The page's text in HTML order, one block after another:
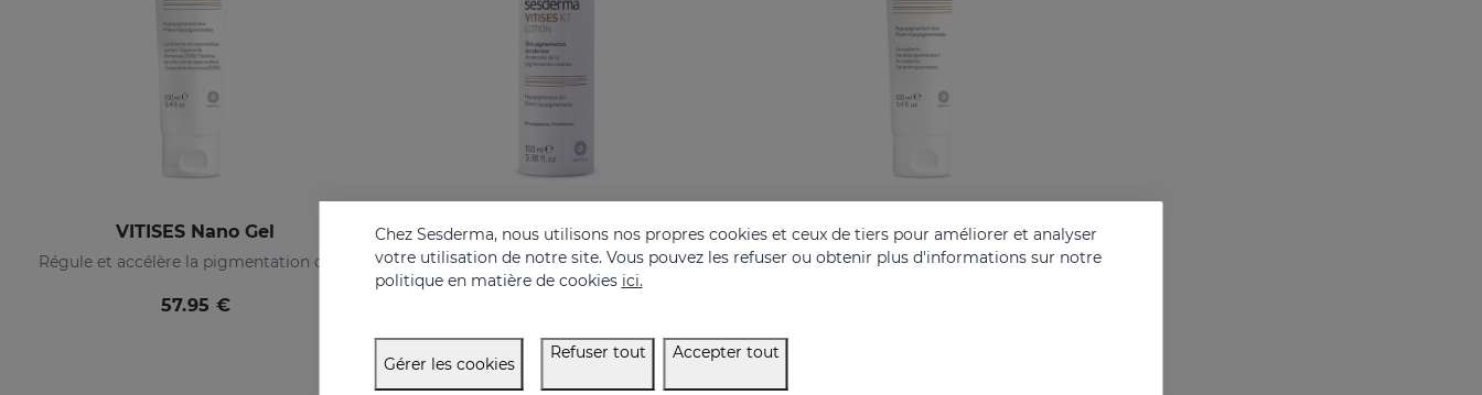
VITISES Nano Gel
57.95 €
VITISES KT
Accélérateur de pigmentation de la peau
VITISES Ecad Gel
Gel liposomé pour peaux hypopigmentées
Chez Sesderma, nous utilisons nos propres cookies et ceux de tiers pour améliorer et analyser
votre utilisation de notre site. Vous pouvez les refuser ou obtenir plus d'informations sur notre
politique en matière de cookies ici.
Gérer les cookies
Refuser tout Accepter tout